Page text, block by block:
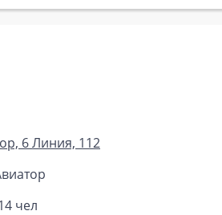
6 Линия, 112
чел